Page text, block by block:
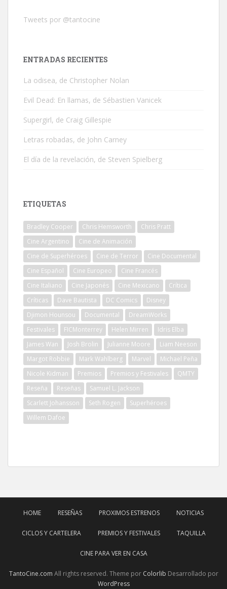
Tweets por @tantocine
ENTRADAS RECIENTES
La odisea, de Christopher Nolan
Evil Dead: En llamas, de Sébastien Vanicek
Supergirl, de Craig Gillespie
Letras robadas, de John Carney
El día de la revelación, de Steven Spielberg
ETIQUETAS
Bradley Cooper Chris Hemsworth
Chris Pratt
Cine Argentino
Cine de Animación
Cine de Superhéroes
Cine de Terror
Cine Documental
Cine Español
Cine Europeo
Cine Francés
Cine Italiano
Cine Japonés Cine Mexicano
Crítica
Críticas
Dave Bautista DC Comics
Disney
Djimon Hounsou
Documental
DreamWorks
Festivales
FICMonterrey Helen Mirren
Idris Elba
James Wan
Josh Brolin Julianne Moore
Liam Neeson
Margot Robbie
Mark Wahlberg Marvel
Michael Peña
Nicole Kidman
Premios Premios y Festivales
QMTY
Reseña
Reseñas
Samuel L. Jackson
Scarlett Johansson
Seth Rogen
Superhéroes
Willem Dafoe
HOME RESEÑAS PROXIMOS ESTRENOS NOTICIAS
CICLOS Y CARTELERA PREMIOS Y FESTIVALES TAQUILLA
CINE PARA VER EN CASA
TantoCine.com All rights reserved. Theme por Colorlib Desarrollado por
WordPress